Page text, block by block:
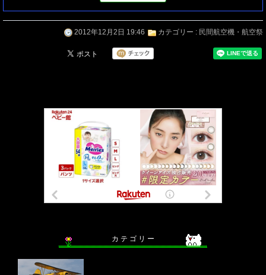
2012年12月2日 19:46 カテゴリー : 民間航空機・航空祭
カ テ ゴ リ ー